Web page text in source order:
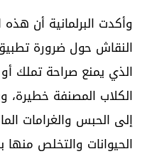
وأكدت البرلمانية أن
الذي يمنع صراحة تملك
الكلاب المصنفة
إلى الحبس والغرامات
الحيوانات والتخلص منها